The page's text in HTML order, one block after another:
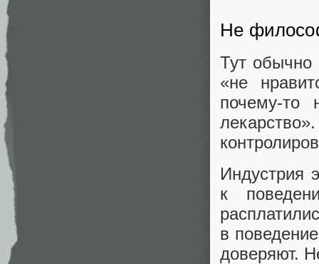
Не
Тут обычно
«не
Индустрия
к
в
доверяют.